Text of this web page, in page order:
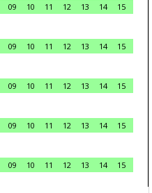
09 10 11 12 13 14
15
09 10 11 12 13 14
15
09 10 11 12 13 14
15
09 10 11 12 13 14
15
09 10 11 12 13 14
15